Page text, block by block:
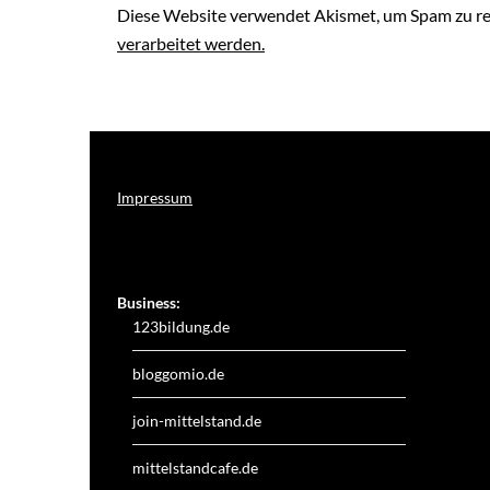
Diese Website verwendet Akismet, um Spam zu
verarbeitet werden.
Impressum
Business:
123bildung.de
bloggomio.de
join-mittelstand.de
mittelstandcafe.de